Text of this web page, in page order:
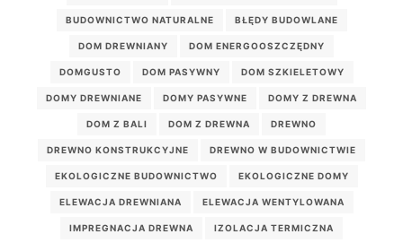
BUDOWNICTWO NATURALNE BŁĘDY BUDOWLANE
DOM DREWNIANY DOM ENERGOOSZCZĘDNY
DOMGUSTO DOM PASYWNY DOM SZKIELETOWY
DOMY DREWNIANE DOMY PASYWNE DOMY Z DREWNA
DOM Z BALI DOM Z DREWNA DREWNO
DREWNO KONSTRUKCYJNE DREWNO W BUDOWNICTWIE
EKOLOGICZNE BUDOWNICTWO EKOLOGICZNE DOMY
ELEWACJA DREWNIANA ELEWACJA WENTYLOWANA
IMPREGNACJA DREWNA IZOLACJA TERMICZNA